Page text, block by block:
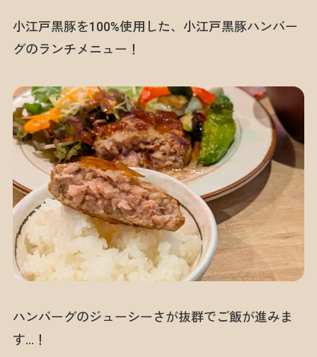
小江戸黒豚を100%使用した、小江戸黒豚ハンバー
グのランチメニュー！
ハンバーグのジューシーさが抜群でご飯が進みま
す…！